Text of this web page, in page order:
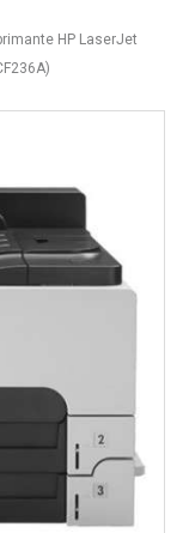
HP LaserJet